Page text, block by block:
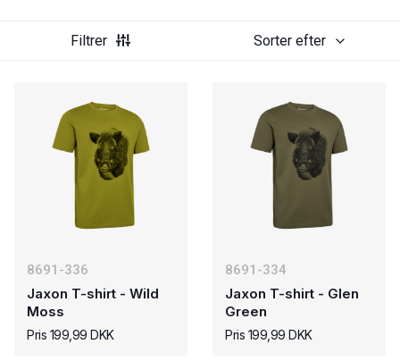
Filtrer Sorter efter
8691-336
Jaxon T-shirt - Wild
Moss
Pris 199,99 DKK
8691-334
Jaxon T-shirt - Glen
Green
Pris 199,99 DKK